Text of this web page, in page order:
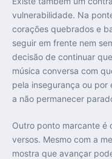
vulnerabilidade. Na
corações quebrados e
seguir em frente nem
decisão de continuar
música conversa com
pela insegurança ou
a não permanecer
Outro ponto marcante é
versos. Mesmo com a
mostra que avançar